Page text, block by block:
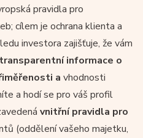
pravidla pro
cílem je ochrana klienta a
investora zajišťuje, že vám
transparentní informace o
a vhodnosti
a hodí se pro váš profil
vnitřní pravidla pro
(oddělení vašeho majetku,